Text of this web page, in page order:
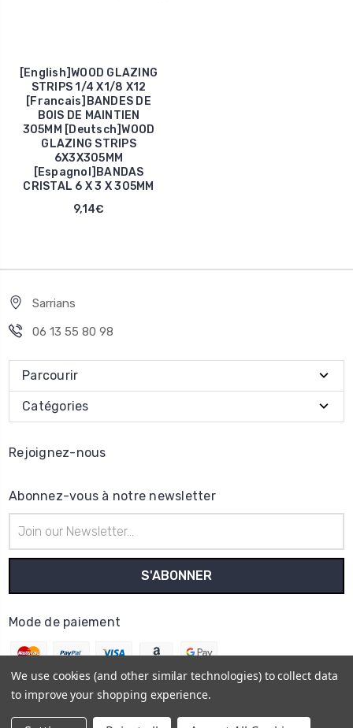
[English]WOOD GLAZING
STRIPS 1/4 X1/8 X12
[Francais]BANDES DE
BOIS DE MAINTIEN
305MM [Deutsch]WOOD
GLAZING STRIPS
6X3X305MM
[Espagnol]BANDAS
CRISTAL 6 X 3 X 305MM
9,14€
Sarrians
06 13 55 80 98
Parcourir
Catégories
Rejoignez-nous
Abonnez-vous à notre newsletter
e-
mail
Mode de paiement
We use cookies (and other similar technologies) to collect data
to improve your shopping experience.